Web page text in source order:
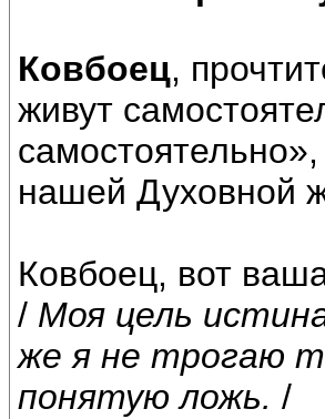
Ковбоец,
живут
нашей Духовной
Ковбоец, вот
/ Моя цель
же я не трогаю
понятую ложь. /